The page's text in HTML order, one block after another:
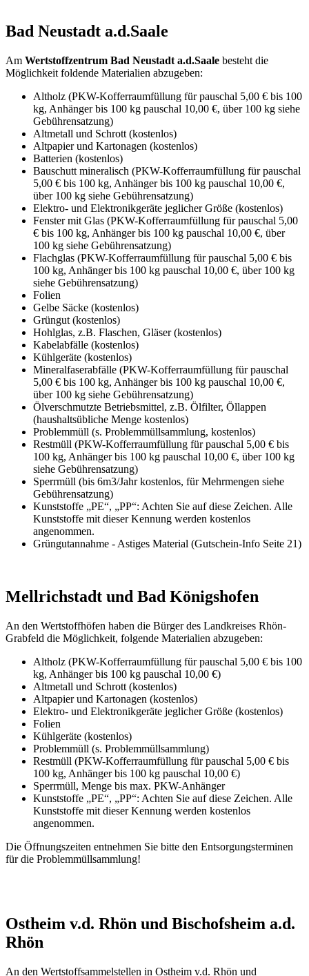
Bad Neustadt a.d.Saale
Am Wertstoffzentrum Bad Neustadt a.d.Saale besteht die
Möglichkeit foldende Materialien abzugeben:
Altholz (PKW-Kofferraumfüllung für pauschal 5,00 € bis 100
kg, Anhänger bis 100 kg pauschal 10,00 €, über 100 kg siehe
Gebührensatzung)
Altmetall und Schrott (kostenlos)
Altpapier und Kartonagen (kostenlos)
Batterien (kostenlos)
Bauschutt mineralisch (PKW-Kofferraumfüllung für pauschal
5,00 € bis 100 kg, Anhänger bis 100 kg pauschal 10,00 €,
über 100 kg siehe Gebührensatzung)
Elektro- und Elektronikgeräte jeglicher Größe (kostenlos)
Fenster mit Glas (PKW-Kofferraumfüllung für pauschal 5,00
€ bis 100 kg, Anhänger bis 100 kg pauschal 10,00 €, über
100 kg siehe Gebührensatzung)
Flachglas (PKW-Kofferraumfüllung für pauschal 5,00 € bis
100 kg, Anhänger bis 100 kg pauschal 10,00 €, über 100 kg
siehe Gebührensatzung)
Folien
Gelbe Säcke (kostenlos)
Grüngut (kostenlos)
Hohlglas, z.B. Flaschen, Gläser (kostenlos)
Kabelabfälle (kostenlos)
Kühlgeräte (kostenlos)
Mineralfaserabfälle (PKW-Kofferraumfüllung für pauschal
5,00 € bis 100 kg, Anhänger bis 100 kg pauschal 10,00 €,
über 100 kg siehe Gebührensatzung)
Ölverschmutzte Betriebsmittel, z.B. Ölfilter, Öllappen
(haushaltsübliche Menge kostenlos)
Problemmüll (s. Problemmüllsammlung, kostenlos)
Restmüll (PKW-Kofferraumfüllung für pauschal 5,00 € bis
100 kg, Anhänger bis 100 kg pauschal 10,00 €, über 100 kg
siehe Gebührensatzung)
Sperrmüll (bis 6m3/Jahr kostenlos, für Mehrmengen siehe
Gebührensatzung)
Kunststoffe „PE“, „PP“: Achten Sie auf diese Zeichen. Alle
Kunststoffe mit dieser Kennung werden kostenlos
angenommen.
Grüngutannahme - Astiges Material (Gutschein-Info Seite 21)
Mellrichstadt und Bad Königshofen
An den Wertstoffhöfen haben die Bürger des Landkreises Rhön-
Grabfeld die Möglichkeit, folgende Materialien abzugeben:
Altholz (PKW-Kofferraumfüllung für pauschal 5,00 € bis 100
kg, Anhänger bis 100 kg pauschal 10,00 €)
Altmetall und Schrott (kostenlos)
Altpapier und Kartonagen (kostenlos)
Elektro- und Elektronikgeräte jeglicher Größe (kostenlos)
Folien
Kühlgeräte (kostenlos)
Problemmüll (s. Problemmüllsammlung)
Restmüll (PKW-Kofferraumfüllung für pauschal 5,00 € bis
100 kg, Anhänger bis 100 kg pauschal 10,00 €)
Sperrmüll, Menge bis max. PKW-Anhänger
Kunststoffe „PE“, „PP“: Achten Sie auf diese Zeichen. Alle
Kunststoffe mit dieser Kennung werden kostenlos
angenommen.
Die Öffnungszeiten entnehmen Sie bitte den Entsorgungsterminen
für die Problemmüllsammlung!
Ostheim v.d. Rhön und Bischofsheim a.d.
Rhön
An den Wertstoffsammelstellen in Ostheim v.d. Rhön und